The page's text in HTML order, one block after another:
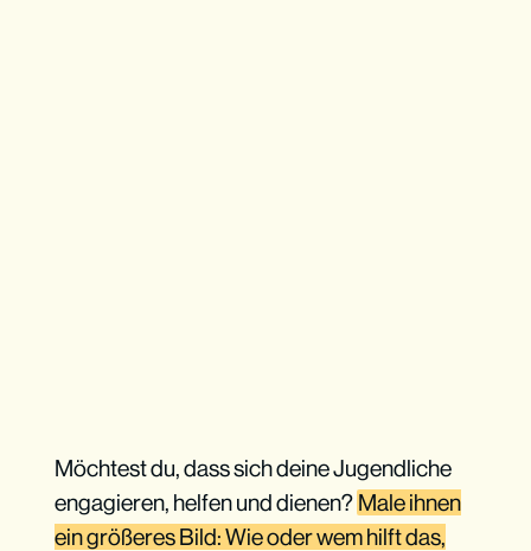
Möchtest du, dass sich deine Jugendliche
engagieren, helfen und dienen? Male ihnen
ein größeres Bild: Wie oder wem hilft das,